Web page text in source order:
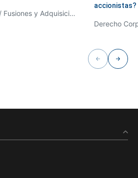
Derecho Corporativo / Fusiones y Adquisiciones
accionistas?